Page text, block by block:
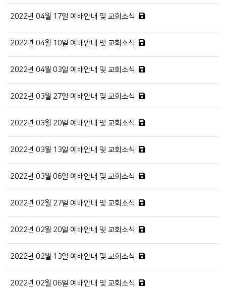
2022년 04월 17일 예배안내 및 교회소식
2022년 04월 10일 예배안내 및 교회소식
2022년 04월 03일 예배안내 및 교회소식
2022년 03월 27일 예배안내 및 교회소식
2022년 03월 20일 예배안내 및 교회소식
2022년 03월 13일 예배안내 및 교회소식
2022년 03월 06일 예배안내 및 교회소식
2022년 02월 27일 예배안내 및 교회소식
2022년 02월 20일 예배안내 및 교회소식
2022년 02월 13일 예배안내 및 교회소식
2022년 02월 06일 예배안내 및 교회소식